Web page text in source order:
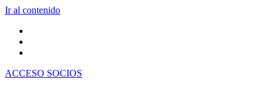
Ir al contenido
ACCESO SOCIOS